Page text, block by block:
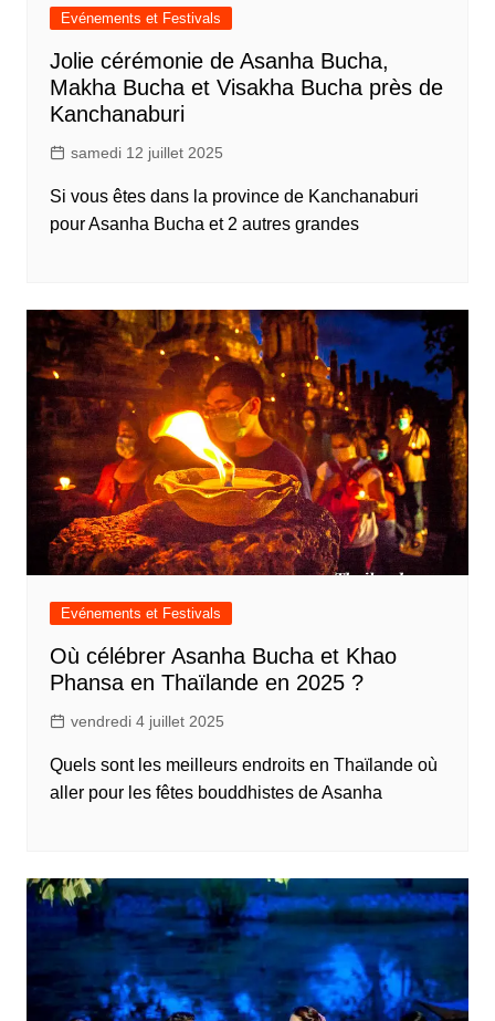
Evénements et Festivals
Jolie cérémonie de Asanha Bucha,
Makha Bucha et Visakha Bucha près de
Kanchanaburi
samedi 12 juillet 2025
Si vous êtes dans la province de Kanchanaburi
pour Asanha Bucha et 2 autres grandes
Evénements et Festivals
Où célébrer Asanha Bucha et Khao
Phansa en Thaïlande en 2025 ?
vendredi 4 juillet 2025
Quels sont les meilleurs endroits en Thaïlande où
aller pour les fêtes bouddhistes de Asanha